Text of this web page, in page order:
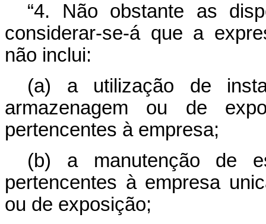
“4. Não obstante as
considerar-se-á que a
não inclui:
(a) a utilização de
armazenagem ou de
pertencentes à empresa;
(b) a manutenção de
pertencentes à empresa
ou de exposição;